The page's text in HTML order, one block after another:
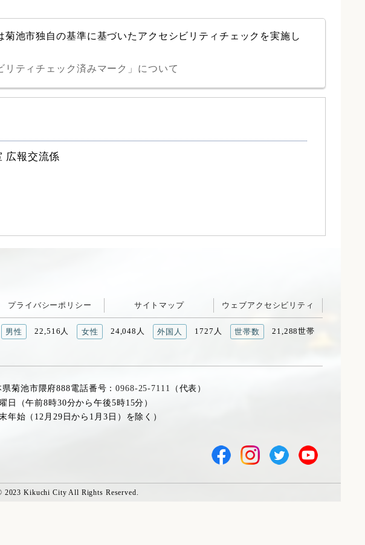
菊池市独自の基準に基づいたアクセシビリティチェックを実施し
リティチェック済みマーク」について
広報交流係
プライバシーポリシー サイトマップ ウェブアクセシビリティ
男性 22,516人 女性 24,048人 外国人 1727人 世帯数 21,288世帯
菊池市隈府888電話番号：0968-25-7111
（代表）
日（午前8時30分から午後5時15分）
年始（12月29日から1月3日）を除く）
2023 Kikuchi City All Rights Reserved.